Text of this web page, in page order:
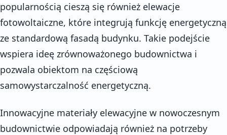
popularnością cieszą się również elewacje
fotowoltaiczne, które integrują funkcję energetyczną
ze standardową fasadą budynku. Takie podejście
wspiera ideę zrównoważonego budownictwa i
pozwala obiektom na częściową
samowystarczalność energetyczną.
Innowacyjne materiały elewacyjne w nowoczesnym
budownictwie odpowiadają również na potrzeby